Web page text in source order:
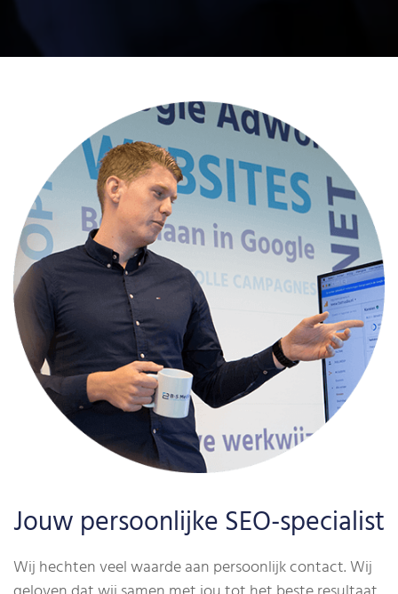
Jouw persoonlijke SEO-specialist
Wij hechten veel waarde aan persoonlijk contact. Wij